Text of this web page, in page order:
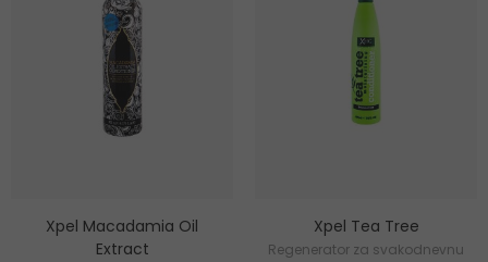
Xpel Macadamia Oil
Extract
Xpel Tea Tree
Regenerator za svakodnevnu